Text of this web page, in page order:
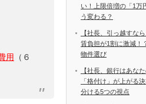
用
（６
い！上限倍増の「1万
う変わる？
【社長、引っ越すな
賃負担が1割に激減！
物件選び
【社長、銀行はあな
「格付け」が上がる
分ける5つの視点